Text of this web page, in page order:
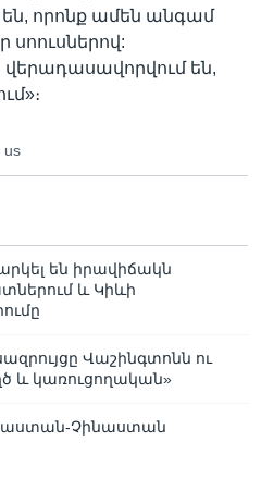
են, որոնք ամեն անգամ
սոուսներով:
են,
us
են իրավիճակն
և Կիևի
Վաշինգտոնն ու
և կառուցողական»
Չինաստան